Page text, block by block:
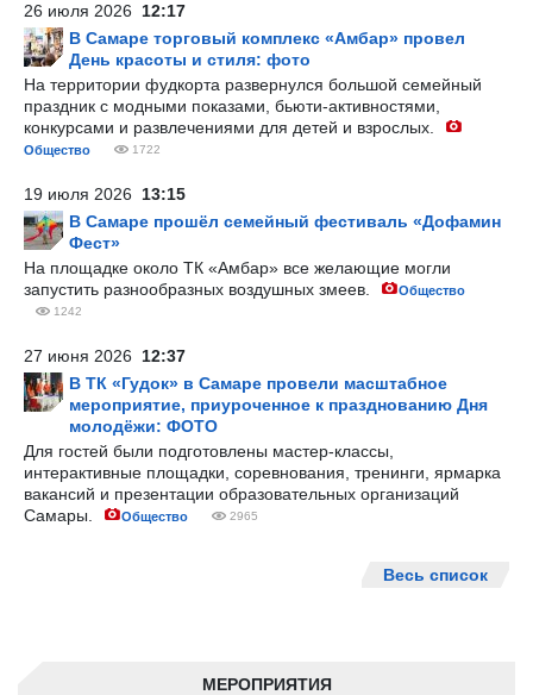
МЕРОПРИЯТИЯ
26 июля 2026 12:17
В Самаре торговый комплекс «Амбар» провел
День красоты и стиля: фото
На территории фудкорта развернулся большой семейный
праздник с модными показами, бьюти-активностями,
конкурсами и развлечениями для детей и взрослых.
Общество 1722
19 июля 2026 13:15
В Самаре прошёл семейный фестиваль «Дофамин
Фест»
На площадке около ТК «Амбар» все желающие могли
запустить разнообразных воздушных змеев.
Общество
1242
27 июня 2026 12:37
В ТК «Гудок» в Самаре провели масштабное
мероприятие, приуроченное к празднованию Дня
молодёжи: ФОТО
Для гостей были подготовлены мастер-классы,
интерактивные площадки, соревнования, тренинги, ярмарка
вакансий и презентации образовательных организаций
Самары.
Общество 2965
Весь список